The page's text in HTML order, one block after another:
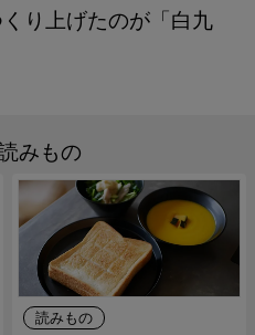
り上げたのが「白九
みもの
読みもの